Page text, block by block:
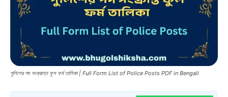
পুলিশের পদ সংক্রান্ত ফুল ফর্ম তালিকা | Full Form List of Police Posts PDF in Bengali